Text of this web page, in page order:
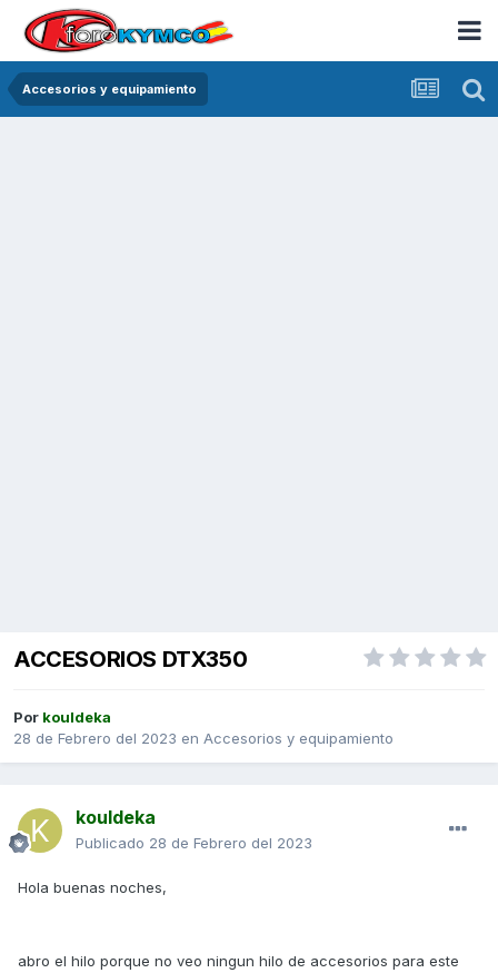
Accesorios y equipamiento
ACCESORIOS DTX350
Por kouldeka
28 de Febrero del 2023 en Accesorios y equipamiento
kouldeka
Publicado 28 de Febrero del 2023
Hola buenas noches,
abro el hilo porque no veo ningun hilo de accesorios para este